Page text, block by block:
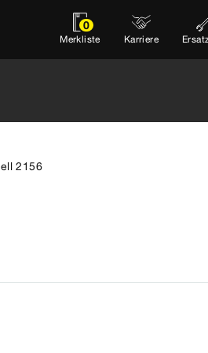
0
Merkliste Karriere
2156